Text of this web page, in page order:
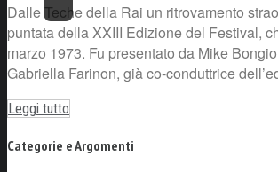
Dalle Teche della Rai un ritrovamento
puntata della XXIII Edizione del Festival,
marzo 1973. Fu presentato da Mike
Gabriella Farinon, già co-conduttrice
Leggi tutto
Categorie e Argomenti